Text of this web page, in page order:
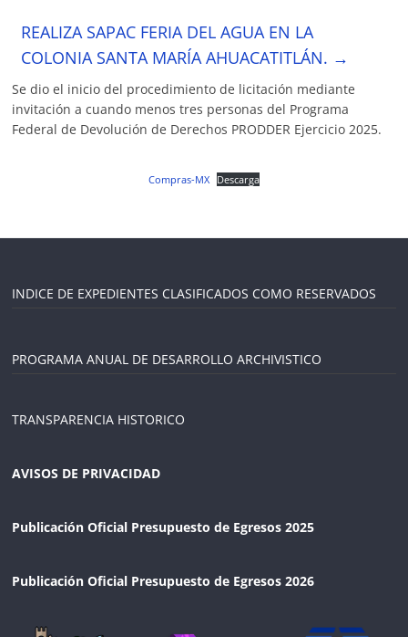
REALIZA SAPAC FERIA DEL AGUA EN LA
COLONIA SANTA MARÍA AHUACATITLÁN. →
Se dio el inicio del procedimiento de licitación mediante
invitación a cuando menos tres personas del Programa
Federal de Devolución de Derechos PRODDER Ejercicio 2025.
Compras-MX Descarga
INDICE DE EXPEDIENTES CLASIFICADOS COMO RESERVADOS
PROGRAMA ANUAL DE DESARROLLO ARCHIVISTICO
TRANSPARENCIA HISTORICO
AVISOS DE PRIVACIDAD
Publicación Oficial Presupuesto de Egresos 2025
Publicación Oficial Presupuesto de Egresos 2026